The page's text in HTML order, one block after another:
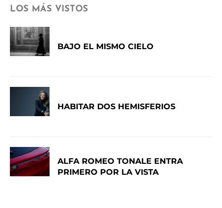
LOS MÁS VISTOS
BAJO EL MISMO CIELO
HABITAR DOS HEMISFERIOS
ALFA ROMEO TONALE ENTRA
PRIMERO POR LA VISTA